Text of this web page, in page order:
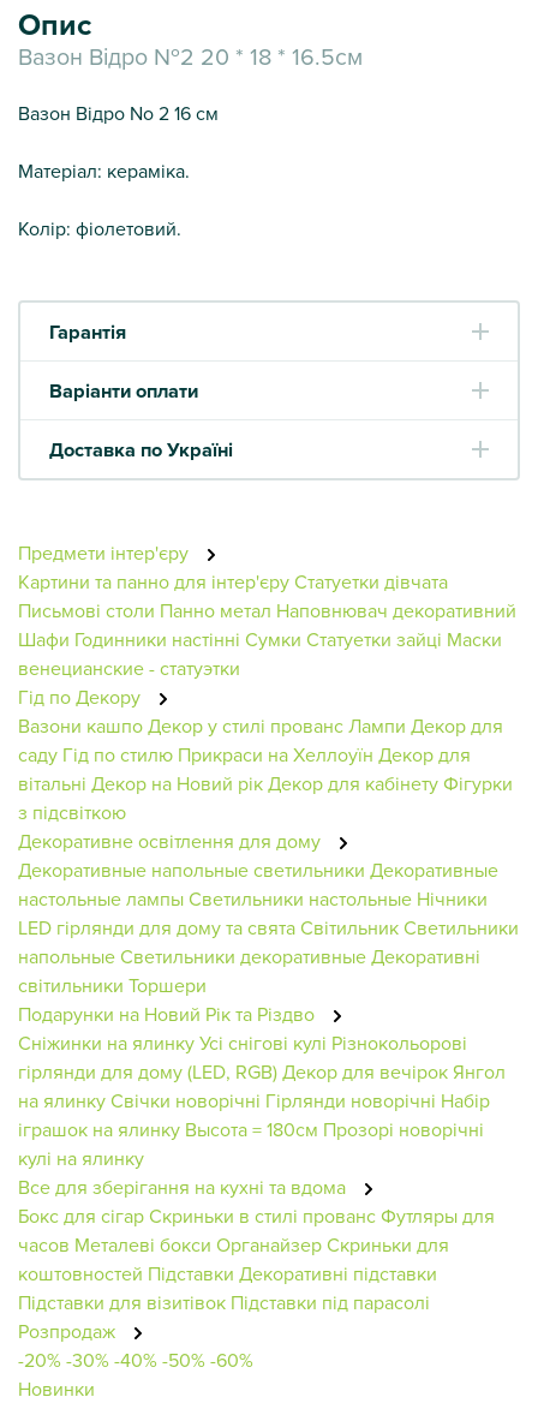
Опис
Вазон Відро №2 20 * 18 * 16.5см
Вазон Відро Nо 2 16 см
Матеріал: кераміка.
Колір: фіолетовий.
Гарантія
Варіанти оплати
Доставка по Україні
Предмети інтер'єру
Картини та панно для інтер'єруСтатуетки дівчата
Письмові столи Панно метал Наповнювач декоративний
Шафи Годинники настінні Сумки Статуетки зайці Маски
венецианские - статуэтки
Гід по Декору
Вазони кашпоДекор у стилі провансЛампи Декор для
саду Гід по стилю Прикраси на Хеллоуїн Декор для
вітальні Декор на Новий рікДекор для кабінетуФігурки
з підсвіткою
Декоративне освітлення для дому
Декоративные напольные светильники Декоративные
настольные лампыСветильники настольные Нічники
LED гірлянди для дому та святаСвітильникСветильники
напольныеСветильники декоративныеДекоративні
світильники Торшери
Подарунки на Новий Рік та Різдво
Сніжинки на ялинкуУсі снігові кулі Різнокольорові
гірлянди для дому (LED, RGB)Декор для вечірок Янгол
на ялинкуСвічки новорічні Гірлянди новорічні Набір
іграшок на ялинку Высота = 180см Прозорі новорічні
кулі на ялинку
Все для зберігання на кухні та вдома
Бокс для сігарСкриньки в стилі провансФутляры для
часов Металеві бокси ОрганайзерСкриньки для
коштовностей Підставки Декоративні підставки
Підставки для візитівок Підставки під парасолі
Розпродаж
-20%-30%-40%-50%-60%
Новинки